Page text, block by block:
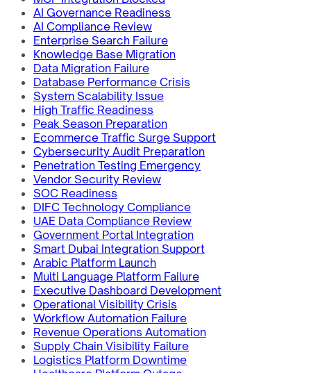
AI Governance Readiness
AI Compliance Review
Enterprise Search Failure
Knowledge Base Migration
Data Migration Failure
Database Performance Crisis
System Scalability Issue
High Traffic Readiness
Peak Season Preparation
Ecommerce Traffic Surge Support
Cybersecurity Audit Preparation
Penetration Testing Emergency
Vendor Security Review
SOC Readiness
DIFC Technology Compliance
UAE Data Compliance Review
Government Portal Integration
Smart Dubai Integration Support
Arabic Platform Launch
Multi Language Platform Failure
Executive Dashboard Development
Operational Visibility Crisis
Workflow Automation Failure
Revenue Operations Automation
Supply Chain Visibility Failure
Logistics Platform Downtime